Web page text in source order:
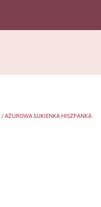
/ AŻUROWA SUKIENKA HISZPANKA